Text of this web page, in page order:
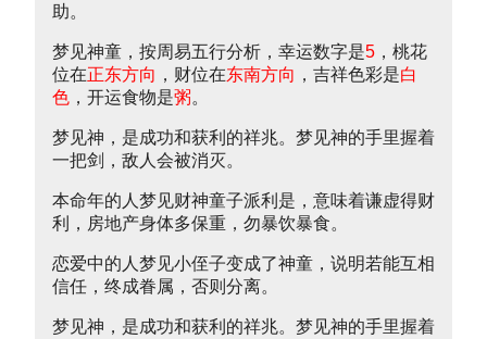
助。
梦见神童，按周易五行分析，幸运数字是5 ，桃花
位在正东方向 ，财位在东南方向 ，吉祥色彩是白
色 ，开运食物是粥。
梦见神，是成功和获利的祥兆。梦见神的手里握着
一把剑，敌人会被消灭。
本命年的人梦见财神童子派利是，意味着谦虚得财
利，房地产身体多保重，勿暴饮暴食。
恋爱中的人梦见小侄子变成了神童，说明若能互相
信任，终成眷属，否则分离。
梦见神，是成功和获利的祥兆。梦见神的手里握着